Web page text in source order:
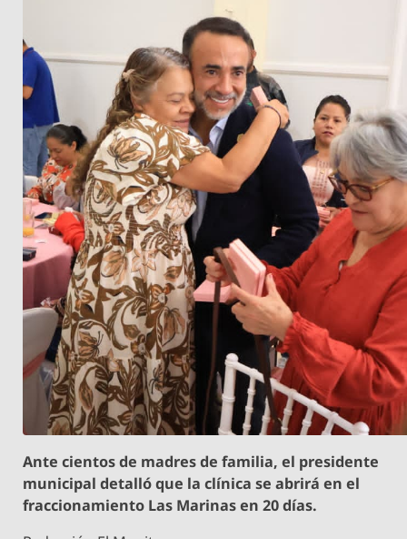
Ante cientos de madres de familia, el presidente
municipal detalló que la clínica se abrirá en el
fraccionamiento Las Marinas en 20 días.